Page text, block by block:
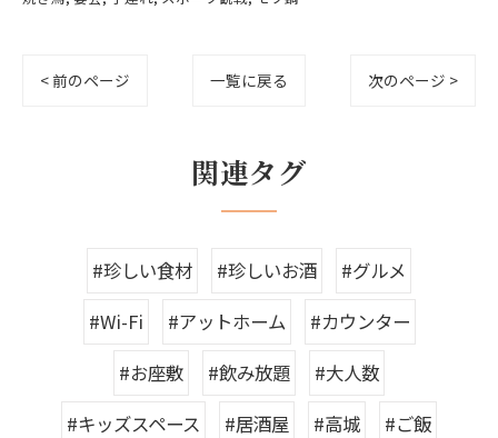
< 前のページ 一覧に戻る 次のページ >
関連タグ
#珍しい食材 #珍しいお酒
#グルメ
#Wi-Fi
#アットホーム
#カウンター
#お座敷
#飲み放題
#大人数
#キッズスペース
#居酒屋 #高城
#ご飯